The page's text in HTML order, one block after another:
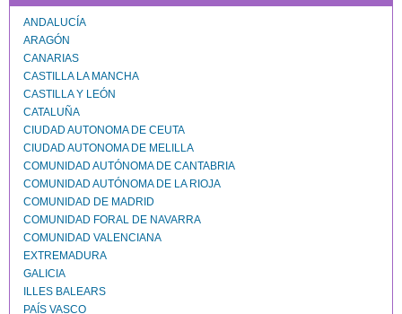
ANDALUCÍA
ARAGÓN
CANARIAS
CASTILLA LA MANCHA
CASTILLA Y LEÓN
CATALUÑA
CIUDAD AUTONOMA DE CEUTA
CIUDAD AUTONOMA DE MELILLA
COMUNIDAD AUTÓNOMA DE CANTABRIA
COMUNIDAD AUTÓNOMA DE LA RIOJA
COMUNIDAD DE MADRID
COMUNIDAD FORAL DE NAVARRA
COMUNIDAD VALENCIANA
EXTREMADURA
GALICIA
ILLES BALEARS
PAÍS VASCO